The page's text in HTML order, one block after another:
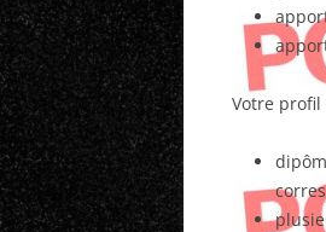
Votre profil